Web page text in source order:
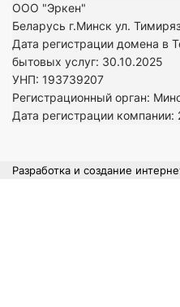
ООО "Эркен"
Беларусь г.Минск ул.
Дата регистрации домена в
бытовых услуг: 30.10.2025
УНП: 193739207
Регистрационный орган:
Дата регистрации компании:
Разработка и создание